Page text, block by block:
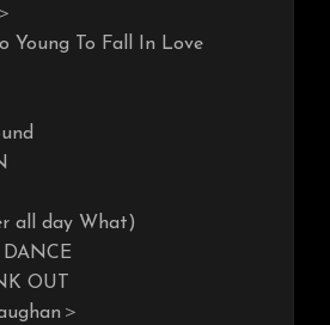
Young To Fall In Love
all day What)
DANCE
OUT
＞